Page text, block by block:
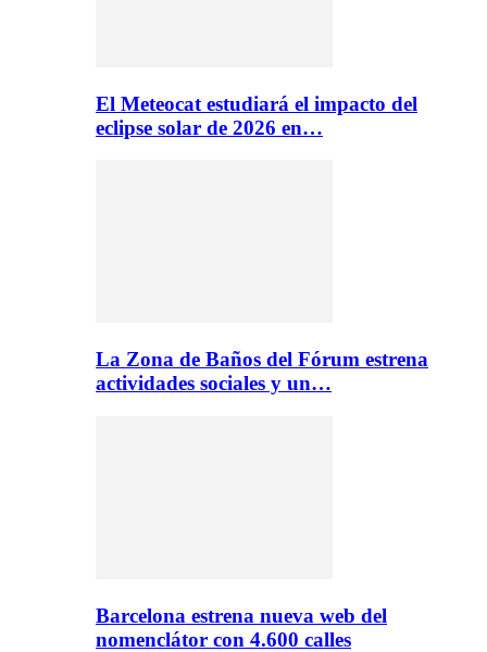
El Meteocat estudiará el impacto del
eclipse solar de 2026 en…
La Zona de Baños del Fórum estrena
actividades sociales y un…
Barcelona estrena nueva web del
nomenclátor con 4.600 calles